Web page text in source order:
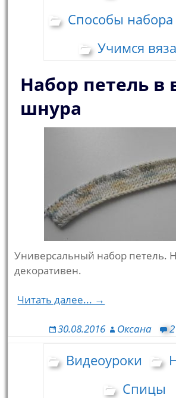
Способы набора
Учимся
Набор петель в
шнура
Универсальный набор петель.
декоративен.
Читать далее... →
30.08.2016 Оксана
Видеоуроки
Спицы